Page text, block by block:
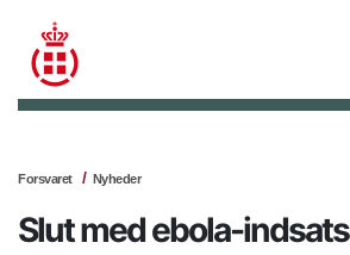
Forsvaret Nyheder
Slut med ebola-indsats